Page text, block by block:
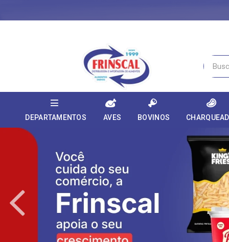
DEPARTAMENTOS AVES BOVINOS